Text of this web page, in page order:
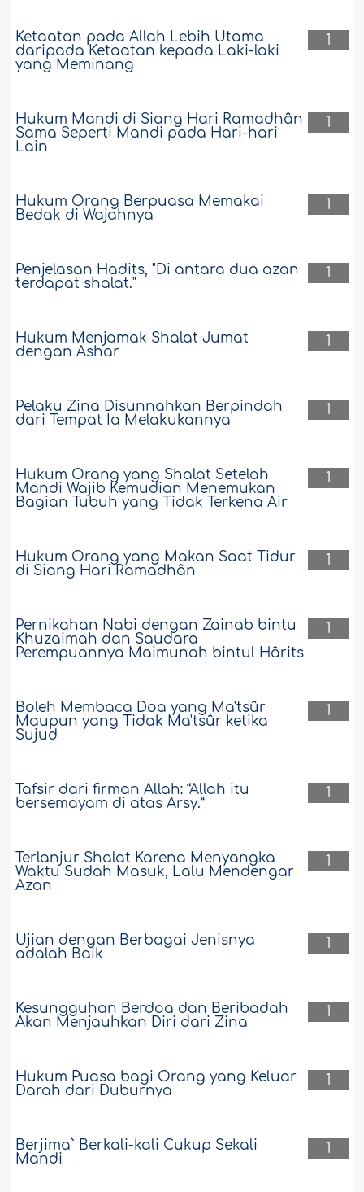
1
Ketaatan pada Allah Lebih Utama
daripada Ketaatan kepada Laki-laki
yang Meminang
1
Hukum Mandi di Siang Hari Ramadhân
Sama Seperti Mandi pada Hari-hari
Lain
1
Hukum Orang Berpuasa Memakai
Bedak di Wajahnya
1
Penjelasan Hadits, "Di antara dua azan
terdapat shalat."
1
Hukum Menjamak Shalat Jumat
dengan Ashar
1
Pelaku Zina Disunnahkan Berpindah
dari Tempat Ia Melakukannya
1
Hukum Orang yang Shalat Setelah
Mandi Wajib Kemudian Menemukan
Bagian Tubuh yang Tidak Terkena Air
1
Hukum Orang yang Makan Saat Tidur
di Siang Hari Ramadhân
1
Pernikahan Nabi dengan Zainab bintu
Khuzaimah dan Saudara
Perempuannya Maimunah bintul Hârits
1
Boleh Membaca Doa yang Ma'tsûr
Maupun yang Tidak Ma'tsûr ketika
Sujud
1
Tafsir dari firman Allah: “Allah itu
bersemayam di atas Arsy.”
1
Terlanjur Shalat Karena Menyangka
Waktu Sudah Masuk, Lalu Mendengar
Azan
1
Ujian dengan Berbagai Jenisnya
adalah Baik
1
Kesungguhan Berdoa dan Beribadah
Akan Menjauhkan Diri dari Zina
1
Hukum Puasa bagi Orang yang Keluar
Darah dari Duburnya
1
Berjima` Berkali-kali Cukup Sekali
Mandi